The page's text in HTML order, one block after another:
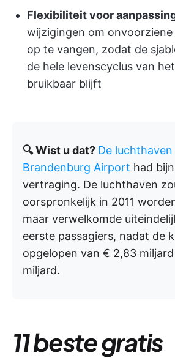
Flexibiliteit voor
wijzigingen om
op te vangen, zodat de
de hele levenscyclus van
bruikbaar blijft
🔍 Wist u dat? De luchthaven
Brandenburg Airport had
vertraging. De luchthaven
oorspronkelijk in 2011
maar verwelkomde
eerste passagiers, nadat de
opgelopen van € 2,83
miljard.
11 beste gratis